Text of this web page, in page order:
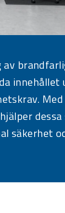
säkerhet